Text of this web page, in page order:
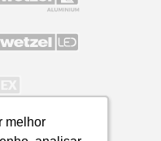
melhor
melhor